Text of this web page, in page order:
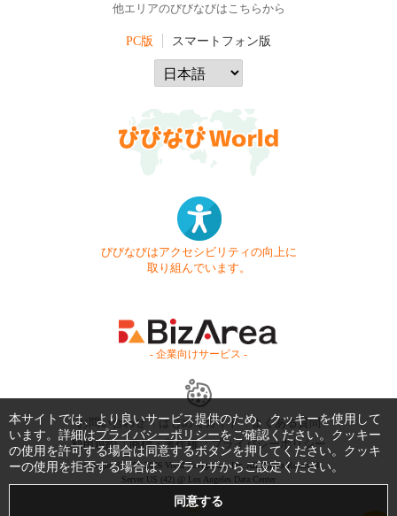
他エリアのびびなびはこちらから
PC版 スマートフォン版
びびなびはアクセシビリティの向上に
取り組んでいます。
- 企業向けサービス -
お問い合わせ はじめてガイド
よくある質問
利用規約
商標・著作権 プライバシーポリシー
Copyright © 1999-2026 Vivid Navigation, Inc. All Rights Reserved.
Server US (42) @ Los Angeles Data Center
本サイトでは、より良いサービス提供のため、クッキーを使用して
います。詳細はプライバシーポリシーをご確認ください。クッキー
の使用を許可する場合は同意するボタンを押してください。クッキ
ーの使用を拒否する場合は、ブラウザからご設定ください。